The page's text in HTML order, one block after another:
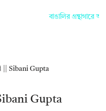
বাঙালির গ্রন্থাগারে
|| Sibani Gupta
Gupta